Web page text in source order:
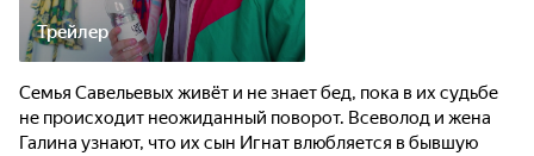
Трейлер
Семья Савельевых живёт и не знает бед, пока в их судьбе
не происходит неожиданный поворот. Всеволод и жена
Галина узнают, что их сын Игнат влюбляется в бывшую